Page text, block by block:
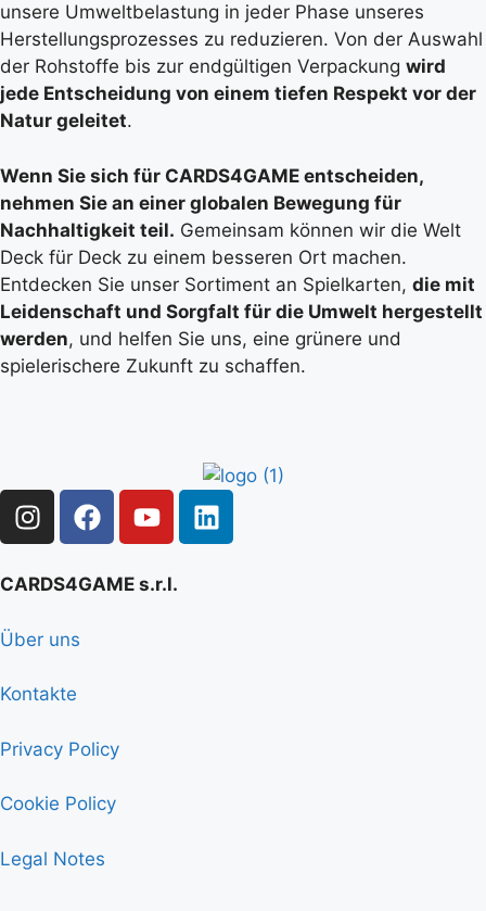
unsere Umweltbelastung in jeder Phase unseres
Herstellungsprozesses zu reduzieren. Von der Auswahl
der Rohstoffe bis zur endgültigen Verpackung wird
jede Entscheidung von einem tiefen Respekt vor der
Natur geleitet.
Wenn Sie sich für CARDS4GAME entscheiden,
nehmen Sie an einer globalen Bewegung für
Nachhaltigkeit teil. Gemeinsam können wir die Welt
Deck für Deck zu einem besseren Ort machen.
Entdecken Sie unser Sortiment an Spielkarten, die mit
Leidenschaft und Sorgfalt für die Umwelt hergestellt
werden, und helfen Sie uns, eine grünere und
spielerischere Zukunft zu schaffen.
CARDS4GAME s.r.l.
Über uns
Kontakte
Privacy Policy
Cookie Policy
Legal Notes